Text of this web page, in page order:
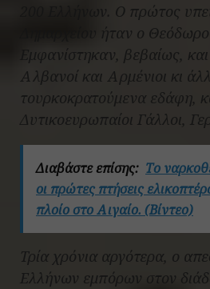
200 Ελλήνων. Ο πρώτος
Δημαρχείου ήταν ο
Εμφανίστηκαν, βεβαίως,
Αλβανοί και Αρμένιοι κι
τουρκοκρατούμενα εδάφη,
Δυτικοευρωπαίοι Γάλλοι,
Διαβάστε επίσης: Το
οι πρώτες πτήσεις
πλοίο στο Αιγαίο. (Βίντεο)
Τρία χρόνια αργότερα, ο
Ελλήνων εμπόρων στον